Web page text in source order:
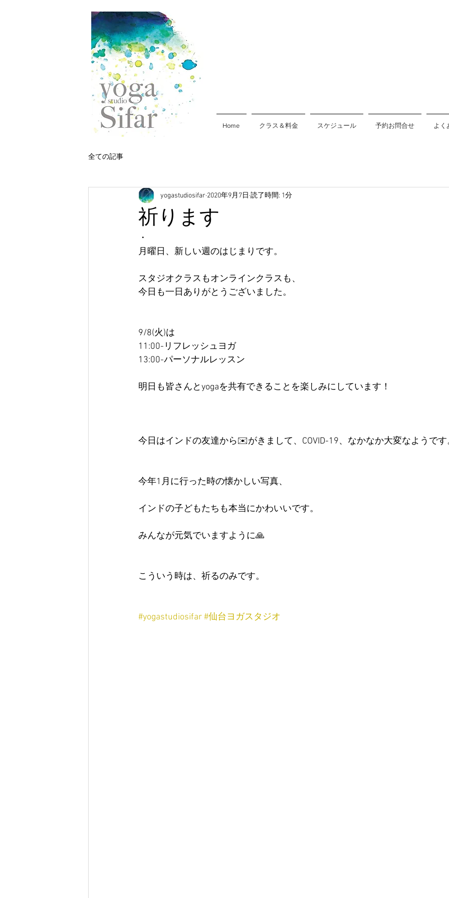
Home クラス＆料金 スケジュール 予約お問合せ よく
全ての記事
祈ります
yogastudiosifar 2020年9月7日 読了時間: 1分
・
月曜日、新しい週のはじまりです。
スタジオクラスもオンラインクラスも、
今日も一日ありがとうございました。
9/8(火)は
11:00-リフレッシュヨガ
13:00-パーソナルレッスン
明日も皆さんとyogaを共有できることを楽しみにしています！
今日はインドの友達から✉️がきまして、COVID-19、なかなか大変なようです
今年1月に行った時の懐かしい写真、
インドの子どもたちも本当にかわいいです。
みんなが元気でいますように🙏
こういう時は、祈るのみです。
#yogastudiosifar#仙台ヨガスタジオ